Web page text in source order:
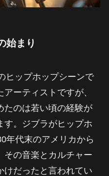
始まり
ヒップホップシーンで
ーティストですが、
たのは若い頃の経験が
す。ジブラがヒップホ
年代末のアメリカから
その音楽とカルチャー
けだったと言われてい